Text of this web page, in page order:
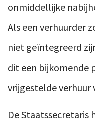
onmiddellijke
Als een verhuurder
niet geïntegreerd
dit een bijkomende
vrijgestelde verhuur
De Staatssecretaris